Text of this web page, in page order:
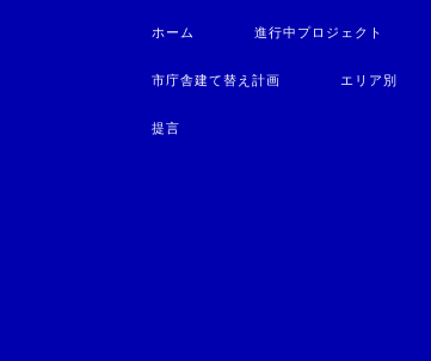
ホーム 進行中プロジェクト
市庁舎建て替え計画 エリア別
提言